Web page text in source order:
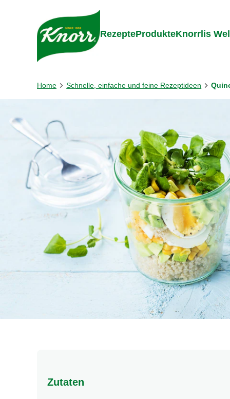
Gehe zu:
RezepteProdukteKnorrlis
Home Schnelle, einfache und feine Rezeptideen
Zutaten